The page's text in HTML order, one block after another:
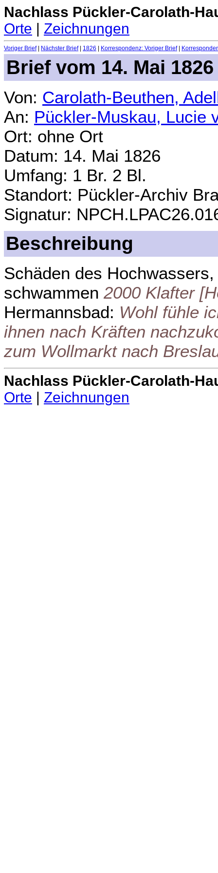
Nachlass Pückler-Carolath-
Orte | Zeichnungen
Voriger Brief| Nächster Brief| 1826 Korrespondenz: Voriger Brief|
Brief vom 14. Mai 1826
Von: Carolath-Beuthen,
An: Pückler-Muskau, Lucie
Ort: ohne Ort
Datum: 14. Mai 1826
Umfang: 1 Br. 2 Bl.
Standort: Pückler-Archiv
Signatur:
Beschreibung
Schäden des
schwammen 2000 Klafter
Hermannsbad: Wohl fühle
ihnen nach Kräften
zum Wollmarkt nach
Nachlass Pückler-Carolath-
Orte | Zeichnungen